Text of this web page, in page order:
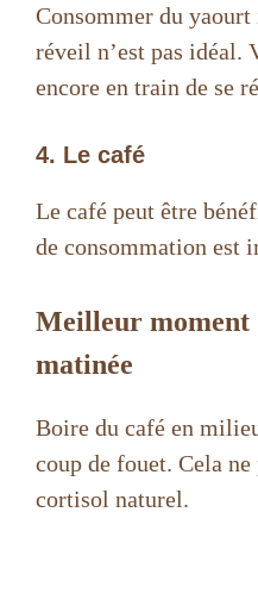
Consommer du
réveil n’est pas idéal.
encore en train de se
4. Le café
Le café peut être
de consommation est
Meilleur moment
matinée
Boire du café en
coup de fouet. Cela
cortisol naturel.